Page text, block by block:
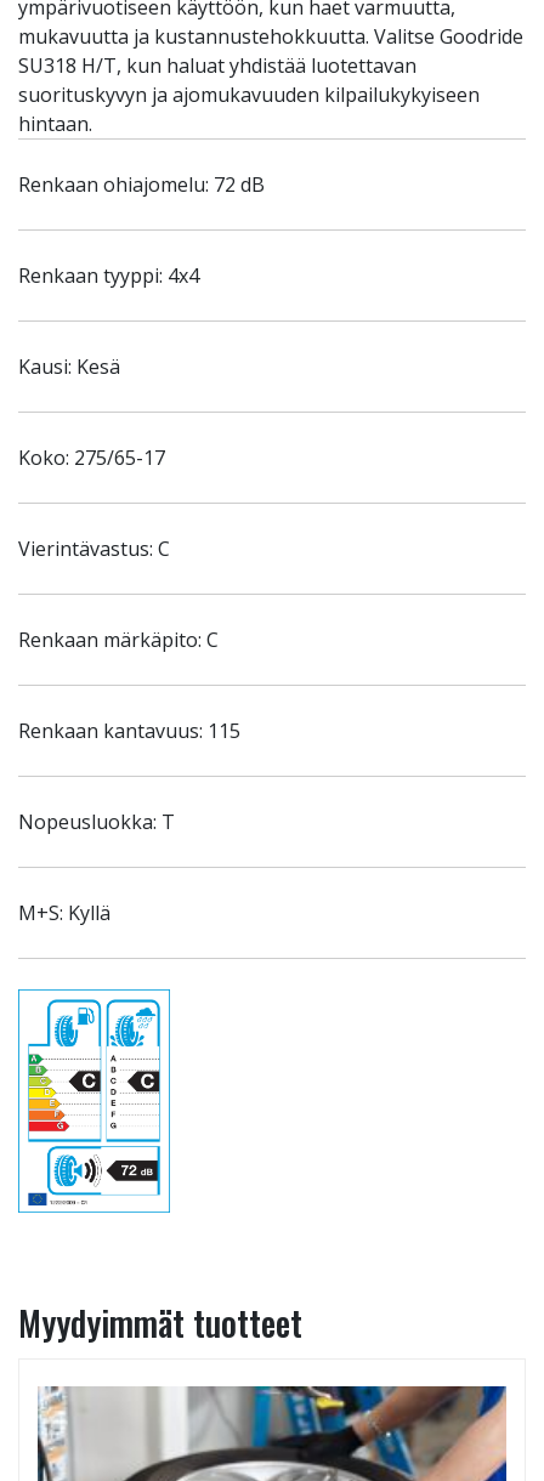
ympärivuotiseen käyttöön, kun haet varmuutta,
mukavuutta ja kustannustehokkuutta. Valitse Goodride
SU318 H/T, kun haluat yhdistää luotettavan
suorituskyvyn ja ajomukavuuden kilpailukykyiseen
hintaan.
Renkaan ohiajomelu: 72 dB
Renkaan tyyppi: 4x4
Kausi: Kesä
Koko: 275/65-17
Vierintävastus: C
Renkaan märkäpito: C
Renkaan kantavuus: 115
Nopeusluokka: T
M+S: Kyllä
Myydyimmät tuotteet